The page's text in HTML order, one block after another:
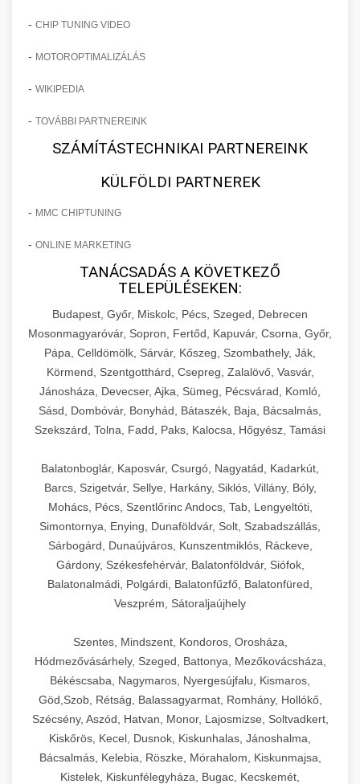
- CHIP TUNING VIDEO
- MOTOROPTIMALIZÁLÁS
- WIKIPEDIA
- TOVÁBBI PARTNEREINK
SZÁMÍTÁSTECHNIKAI PARTNEREINK
KÜLFÖLDI PARTNEREK
- MMC CHIPTUNING
- ONLINE MARKETING
TANÁCSADÁS A KÖVETKEZŐ
TELEPÜLÉSEKEN:
Budapest, Győr, Miskolc, Pécs, Szeged, Debrecen
Mosonmagyaróvár, Sopron, Fertőd, Kapuvár, Csorna, Győr,
Pápa, Celldömölk, Sárvár, Kőszeg, Szombathely, Ják,
Körmend, Szentgotthárd, Csepreg, Zalalövő, Vasvár,
Jánosháza, Devecser, Ajka, Sümeg, Pécsvárad, Komló,
Sásd, Dombóvár, Bonyhád, Bátaszék, Baja, Bácsalmás,
Szekszárd, Tolna, Fadd, Paks, Kalocsa, Hőgyész, Tamási
Balatonboglár, Kaposvár, Csurgó, Nagyatád, Kadarkút,
Barcs, Szigetvár, Sellye, Harkány, Siklós, Villány, Bóly,
Mohács, Pécs, Szentlőrinc Andocs, Tab, Lengyeltóti,
Simontornya, Enying, Dunaföldvár, Solt, Szabadszállás,
Sárbogárd, Dunaújváros, Kunszentmiklós, Ráckeve,
Gárdony, Székesfehérvár, Balatonföldvár, Siófok,
Balatonalmádi, Polgárdi, Balatonfűzfő, Balatonfüred,
Veszprém, Sátoraljaújhely
Szentes, Mindszent, Kondoros, Orosháza,
Hódmezővásárhely, Szeged, Battonya, Mezőkovácsháza,
Békéscsaba, Nagymaros, Nyergesújfalu, Kismaros,
Göd,Szob, Rétság, Balassagyarmat, Romhány, Hollókő,
Szécsény, Aszód, Hatvan, Monor, Lajosmizse, Soltvadkert,
Kiskőrös, Kecel, Dusnok, Kiskunhalas, Jánoshalma,
Bácsalmás, Kelebia, Röszke, Mórahalom, Kiskunmajsa,
Kistelek, Kiskunfélegyháza, Bugac, Kecskemét,